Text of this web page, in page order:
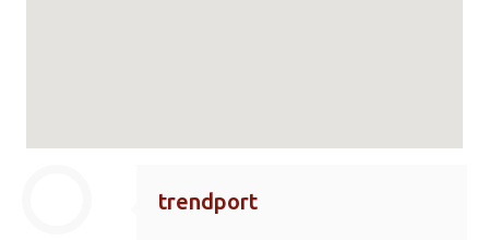
trendport